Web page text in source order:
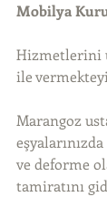
Mobilya
Hizmetlerini
ile
Marangoz
ve deforme
tamiratını